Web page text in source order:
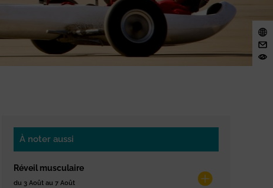
À noter aussi
Réveil musculaire
du 3 Août au 7 Août